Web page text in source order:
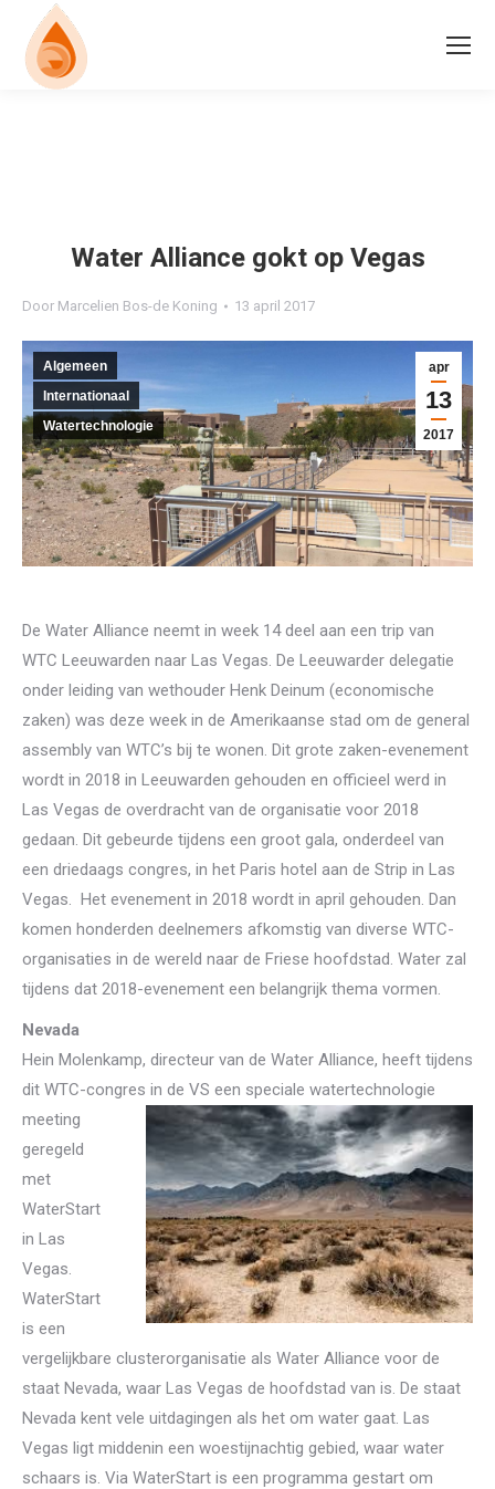
Water Alliance gokt op Vegas
Door Marcelien Bos-de Koning 13 april 2017
apr
13
2017
Algemeen
Internationaal
Watertechnologie
De Water Alliance neemt in week 14 deel aan een trip van
WTC Leeuwarden naar Las Vegas. De Leeuwarder delegatie
onder leiding van wethouder Henk Deinum (economische
zaken) was deze week in de Amerikaanse stad om de general
assembly van WTC’s bij te wonen. Dit grote zaken-evenement
wordt in 2018 in Leeuwarden gehouden en officieel werd in
Las Vegas de overdracht van de organisatie voor 2018
gedaan. Dit gebeurde tijdens een groot gala, onderdeel van
een driedaags congres, in het Paris hotel aan de Strip in Las
Vegas. Het evenement in 2018 wordt in april gehouden. Dan
komen honderden deelnemers afkomstig van diverse WTC-
organisaties in de wereld naar de Friese hoofdstad. Water zal
tijdens dat 2018-evenement een belangrijk thema vormen.
Nevada
Hein Molenkamp, directeur van de Water Alliance, heeft tijdens
dit WTC-congres in de VS een speciale watertechnologie
meeting
geregeld
met
WaterStart
in Las
Vegas.
WaterStart
is een
vergelijkbare clusterorganisatie als Water Alliance voor de
staat Nevada, waar Las Vegas de hoofdstad van is. De staat
Nevada kent vele uitdagingen als het om water gaat. Las
Vegas ligt middenin een woestijnachtig gebied, waar water
schaars is. Via WaterStart is een programma gestart om